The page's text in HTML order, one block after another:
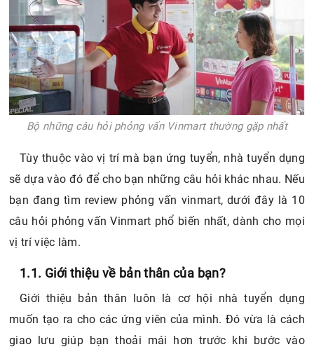
Bộ những câu hỏi phỏng vấn Vinmart thường gặp nhất
Tùy thuộc vào vị trí mà bạn ứng tuyển, nhà tuyển dụng
sẽ dựa vào đó để cho bạn những câu hỏi khác nhau. Nếu
bạn đang tìm review phỏng vấn vinmart, dưới đây là 10
câu hỏi phỏng vấn Vinmart phổ biến nhất, dành cho mọi
vị trí việc làm.
1.1. Giới thiệu về bản thân của bạn?
Giới thiệu bản thân luôn là cơ hội nhà tuyển dụng
muốn tạo ra cho các ứng viên của mình. Đó vừa là cách
giao lưu giúp bạn thoải mái hơn trước khi bước vào